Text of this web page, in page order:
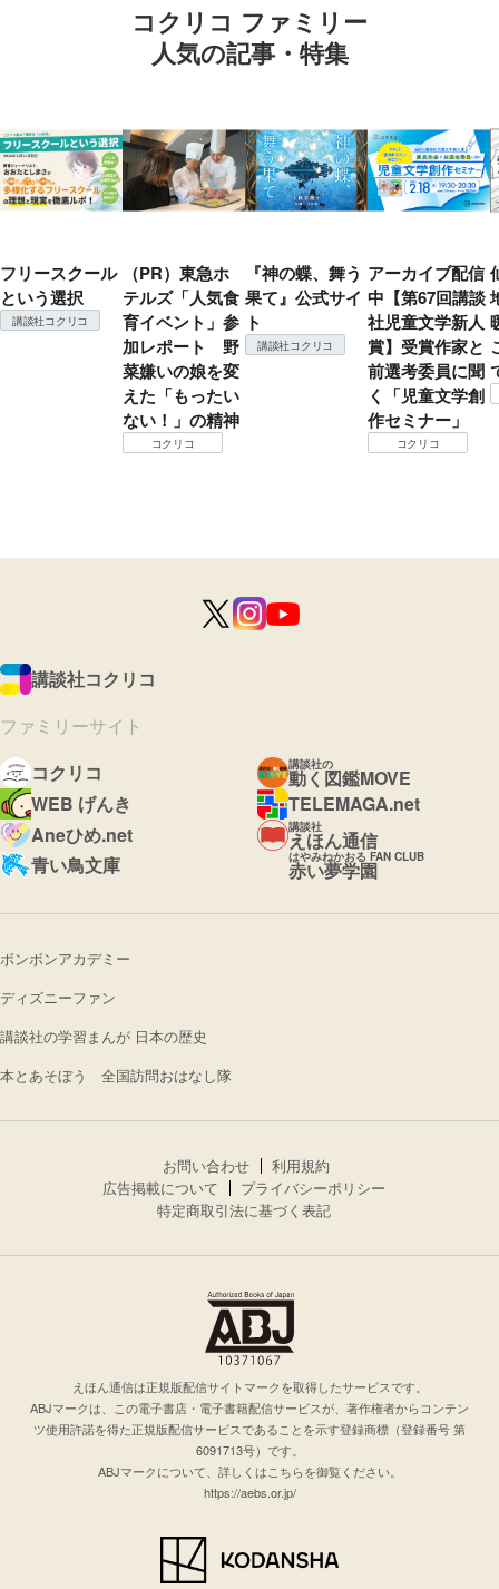
コクリコ ファミリー
人気の記事・特集
フリースクール
という選択
講談社コクリコ
（PR）東急ホ
テルズ「人気食
育イベント」参
加レポート 野
菜嫌いの娘を変
えた「もったい
ない！」の精神
コクリコ
『神の蝶、舞う
果て』公式サイ
ト
講談社コクリコ
アーカイブ配信
中【第67回講談
社児童文学新人
賞】受賞作家と
前選考委員に聞
く「児童文学創
作セミナー」
コクリコ
講談社コクリコ
ファミリーサイト
コクリコ
講談社の
動く図鑑MOVE
WEB げんき
TELEMAGA.net
Aneひめ.net
講談社
えほん通信
青い鳥文庫
はやみねかおる FAN CLUB
赤い夢学園
ボンボンアカデミー
ディズニーファン
講談社の学習まんが 日本の歴史
本とあそぼう 全国訪問おはなし隊
お問い合わせ
利用規約
広告掲載について
プライバシーポリシー
特定商取引法に基づく表記
えほん通信は正規版配信サイトマークを取得したサービスです。
ABJマークは、この電子書店・電子書籍配信サービスが、著作権者からコンテン
ツ使用許諾を得た正規版配信サービスであることを示す登録商標（登録番号 第
6091713号）です。
ABJマークについて、詳しくはこちらを御覧ください。
https://aebs.or.jp/